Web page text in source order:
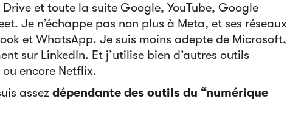
et toute la suite Google, YouTube, Google
Je n’échappe pas non plus à Meta, et ses réseaux
et WhatsApp. Je suis moins adepte de Microsoft,
sur LinkedIn. Et j’utilise bien d’autres outils
encore Netflix.
assez dépendante des outils du “numérique